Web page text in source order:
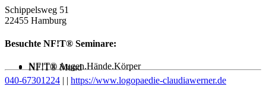
Schippelsweg 51
22455 Hamburg
Besuchte NF!T® Seminare:
NF!T® Mund
NF!T® Augen.Hände.Körper
040-67301224 | | https://www.logopaedie-claudiawerner.de